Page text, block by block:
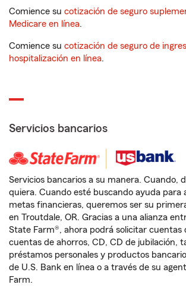
Comience su cotización de seguro
Medicare en línea.
Comience su cotización de seguro de
hospitalización en línea.
Servicios bancarios
Servicios bancarios a su manera. Cuando,
quiera. Cuando esté buscando ayuda para
metas financieras, queremos ser su
en Troutdale, OR. Gracias a una alianza
State Farm®, ahora podrá solicitar cuentas
cuentas de ahorros, CD, CD de jubilación,
préstamos personales y productos
de U.S. Bank en línea o a través de su
Farm.